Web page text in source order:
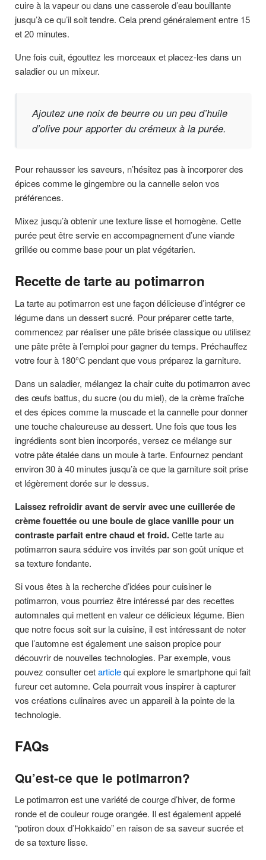
cuire à la vapeur ou dans une casserole d’eau bouillante
jusqu’à ce qu’il soit tendre. Cela prend généralement entre 15
et 20 minutes.
Une fois cuit, égouttez les morceaux et placez-les dans un
saladier ou un mixeur.
Ajoutez une noix de beurre ou un peu d’huile
d’olive pour apporter du crémeux à la purée.
Pour rehausser les saveurs, n’hésitez pas à incorporer des
épices comme le gingembre ou la cannelle selon vos
préférences.
Mixez jusqu’à obtenir une texture lisse et homogène. Cette
purée peut être servie en accompagnement d’une viande
grillée ou comme base pour un plat végétarien.
Recette de tarte au potimarron
La tarte au potimarron est une façon délicieuse d’intégrer ce
légume dans un dessert sucré. Pour préparer cette tarte,
commencez par réaliser une pâte brisée classique ou utilisez
une pâte prête à l’emploi pour gagner du temps. Préchauffez
votre four à 180°C pendant que vous préparez la garniture.
Dans un saladier, mélangez la chair cuite du potimarron avec
des œufs battus, du sucre (ou du miel), de la crème fraîche
et des épices comme la muscade et la cannelle pour donner
une touche chaleureuse au dessert. Une fois que tous les
ingrédients sont bien incorporés, versez ce mélange sur
votre pâte étalée dans un moule à tarte. Enfournez pendant
environ 30 à 40 minutes jusqu’à ce que la garniture soit prise
et légèrement dorée sur le dessus.
Laissez refroidir avant de servir avec une cuillerée de
crème fouettée ou une boule de glace vanille pour un
contraste parfait entre chaud et froid.Cette tarte au
potimarron saura séduire vos invités par son goût unique et
sa texture fondante.
Si vous êtes à la recherche d’idées pour cuisiner le
potimarron, vous pourriez être intéressé par des recettes
automnales qui mettent en valeur ce délicieux légume. Bien
que notre focus soit sur la cuisine, il est intéressant de noter
que l’automne est également une saison propice pour
découvrir de nouvelles technologies. Par exemple, vous
pouvez consulter cetarticlequi explore le smartphone qui fait
fureur cet automne. Cela pourrait vous inspirer à capturer
vos créations culinaires avec un appareil à la pointe de la
technologie.
FAQs
Qu’est-ce que le potimarron?
Le potimarron est une variété de courge d’hiver, de forme
ronde et de couleur rouge orangée. Il est également appelé
“potiron doux d’Hokkaido” en raison de sa saveur sucrée et
de sa texture lisse.